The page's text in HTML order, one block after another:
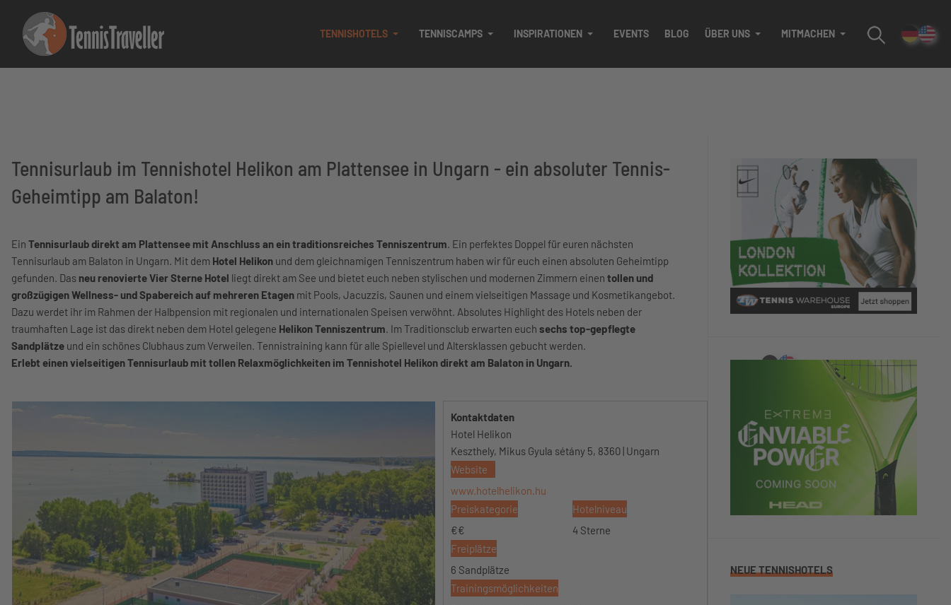
TENNISHOTELS TENNISCAMPS INSPIRATIONEN EVENTS BLOG ÜBER UNS MITMACHEN
Tennisurlaub im Tennishotel Helikon am Plattensee in Ungarn - ein absoluter Tennis-
Geheimtipp am Balaton!
Ein Tennisurlaub direkt am Plattensee mit Anschluss an ein traditionsreiches Tenniszentrum. Ein perfektes Doppel für euren nächsten
Tennisurlaub am Balaton in Ungarn. Mit dem Hotel Helikon und dem gleichnamigen Tenniszentrum haben wir für euch einen absoluten Geheimtipp
gefunden. Das neu renovierte Vier Sterne Hotel liegt direkt am See und bietet euch neben stylischen und modernen Zimmern einen tollen und
großzügigen Wellness- und Spabereich auf mehreren Etagen mit Pools, Jacuzzis, Saunen und einem vielseitigen Massage und Kosmetikangebot.
Dazu werdet ihr im Rahmen der Halbpension mit regionalen und internationalen Speisen verwöhnt. Absolutes Highlight des Hotels neben der
traumhaften Lage ist das direkt neben dem Hotel gelegene Helikon Tenniszentrum. Im Traditionsclub erwarten euch sechs top-gepflegte
Sandplätze und ein schönes Clubhaus zum Verweilen. Tennistraining kann für alle Spiellevel und Altersklassen gebucht werden.
Erlebt einen vielseitigen Tennisurlaub mit tollen Relaxmöglichkeiten im Tennishotel Helikon direkt am Balaton in Ungarn.
Kontaktdaten
Hotel Helikon
Keszthely, Mikus Gyula sétány 5, 8360 | Ungarn
Website
www.hotelhelikon.hu
Preiskategorie
€€
Hotelniveau
4 Sterne
Freiplätze
6 Sandplätze
Trainingsmöglichkeiten
NEUE TENNISHOTELS